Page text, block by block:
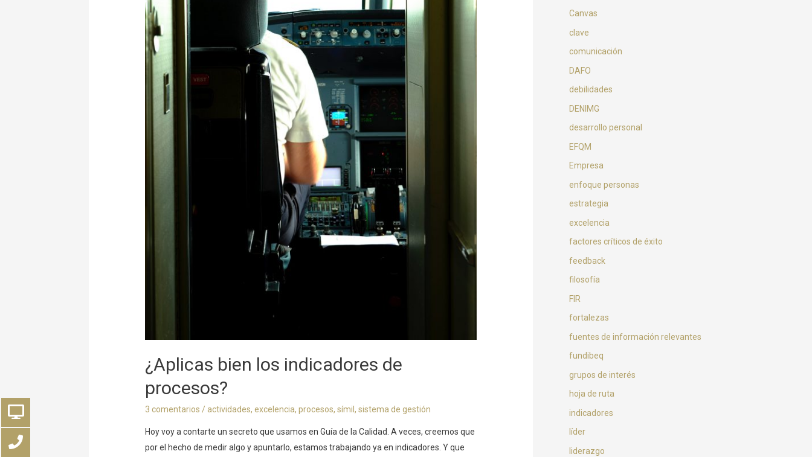
¿Aplicas bien los indicadores de
procesos?
3 comentarios /actividades,excelencia,procesos,símil,sistema de gestión
Hoy voy a contarte un secreto que usamos en Guía de la Calidad. A veces, creemos que
por el hecho de medir algo y apuntarlo, estamos trabajando ya en indicadores. Y que
Canvas
clave
comunicación
DAFO
debilidades
DENIMG
desarrollo personal
EFQM
Empresa
enfoque personas
estrategia
excelencia
factores críticos de éxito
feedback
filosofía
FIR
fortalezas
fuentes de información relevantes
fundibeq
grupos de interés
hoja de ruta
indicadores
líder
liderazgo